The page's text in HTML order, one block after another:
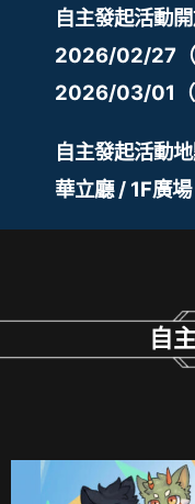
自主發起活動
2026/02/27（
2026/03/01（
自主發起活動
華立廳 / 1F廣場
自